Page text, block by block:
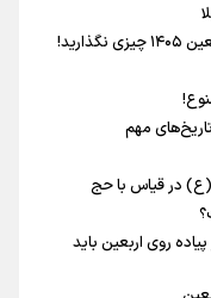
رهبر شهید: از تضاد به
رهبر شهید که با خون
روی اربعین
(ع) در قیاس با حج
۱۴۰۵ قبل از سفر پیاده روی اربعین باید